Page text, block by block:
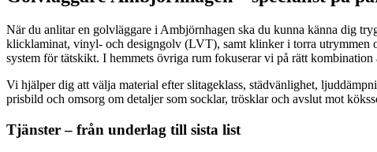
När du anlitar en golvläggare i Ambjörnhagen ska du kunna känna dig
klicklaminat, vinyl- och designgolv (LVT), samt klinker i torra utrymmen
system för tätskikt. I hemmets övriga rum fokuserar vi på rätt
Vi hjälper dig att välja material efter slitageklass, städvänlighet,
prisbild och omsorg om detaljer som socklar, trösklar och avslut mot
Tjänster – från underlag till sista list